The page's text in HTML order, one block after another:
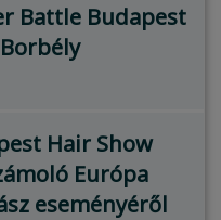
Battle Budapest
Hair Show
Európa
eseményéről